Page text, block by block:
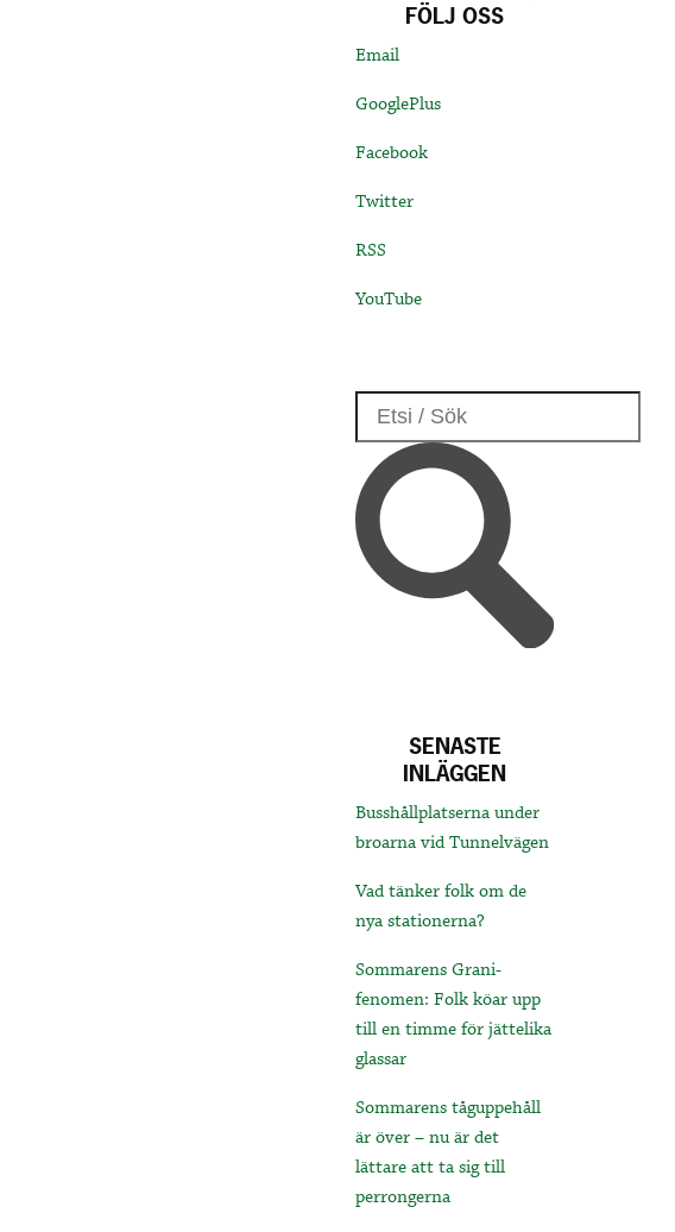
FÖLJ OSS
Email
GooglePlus
Facebook
Twitter
RSS
YouTube
SENASTE
INLÄGGEN
Busshållplatserna under
broarna vid Tunnelvägen
Vad tänker folk om de
nya stationerna?
Sommarens Grani-
fenomen: Folk köar upp
till en timme för jättelika
glassar
Sommarens tåguppehåll
är över – nu är det
lättare att ta sig till
perrongerna